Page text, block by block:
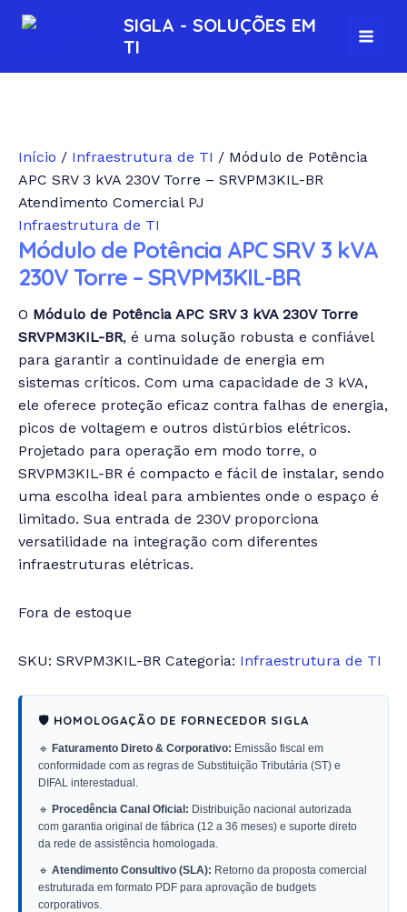
para
conteúdo
SIGLA - SOLUÇÕES EM
TI
Início / Infraestrutura de TI / Módulo de Potência
APC SRV 3 kVA 230V Torre – SRVPM3KIL-BR
Atendimento Comercial PJ
Infraestrutura de TI
Módulo de Potência APC SRV 3 kVA
230V Torre – SRVPM3KIL-BR
O Módulo de Potência APC SRV 3 kVA 230V Torre
SRVPM3KIL-BR, é uma solução robusta e confiável
para garantir a continuidade de energia em
sistemas críticos. Com uma capacidade de 3 kVA,
ele oferece proteção eficaz contra falhas de energia,
picos de voltagem e outros distúrbios elétricos.
Projetado para operação em modo torre, o
SRVPM3KIL-BR é compacto e fácil de instalar, sendo
uma escolha ideal para ambientes onde o espaço é
limitado. Sua entrada de 230V proporciona
versatilidade na integração com diferentes
infraestruturas elétricas.
Fora de estoque
SKU: SRVPM3KIL-BR Categoria: Infraestrutura de TI
🛡️ HOMOLOGAÇÃO DE FORNECEDOR SIGLA
🔹 Faturamento Direto & Corporativo: Emissão fiscal em
conformidade com as regras de Substituição Tributária (ST) e
DIFAL interestadual.
🔹 Procedência Canal Oficial: Distribuição nacional autorizada
com garantia original de fábrica (12 a 36 meses) e suporte direto
da rede de assistência homologada.
🔹 Atendimento Consultivo (SLA): Retorno da proposta comercial
estruturada em formato PDF para aprovação de budgets
corporativos.